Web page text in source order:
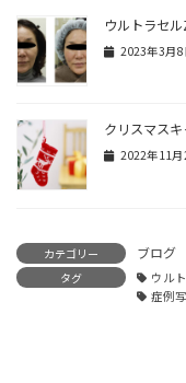
ウルトラセ
2023年3月8
クリスマス
2022年11月
カテゴリー ブログ
タグ ウル
症例